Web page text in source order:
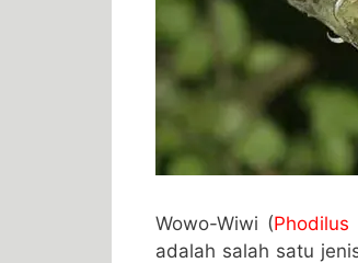
Wowo-Wiwi (Phodilus
adalah salah satu